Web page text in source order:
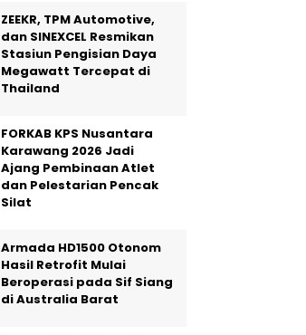
ZEEKR, TPM Automotive,
dan SINEXCEL Resmikan
Stasiun Pengisian Daya
Megawatt Tercepat di
Thailand
FORKAB KPS Nusantara
Karawang 2026 Jadi
Ajang Pembinaan Atlet
dan Pelestarian Pencak
Silat
Armada HD1500 Otonom
Hasil Retrofit Mulai
Beroperasi pada Sif Siang
di Australia Barat